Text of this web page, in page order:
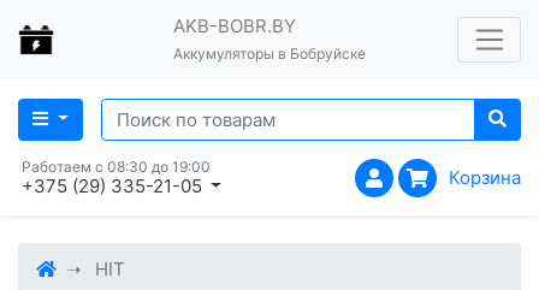
AKB-BOBR.BY
Аккумуляторы в Бобруйске
Работаем с 08:30 до 19:00
+375 (29) 335-21-05 Корзина
HIT